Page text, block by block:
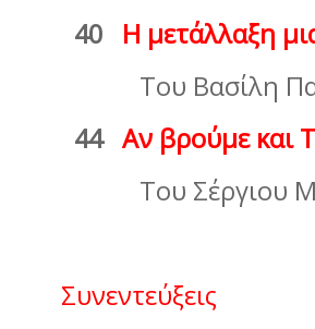
40 Η µετάλλαξη
Του Βασίλη
44 Αν βρούμε και
Του Σέργιου
Συνεντεύξεις